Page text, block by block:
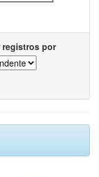
registros por